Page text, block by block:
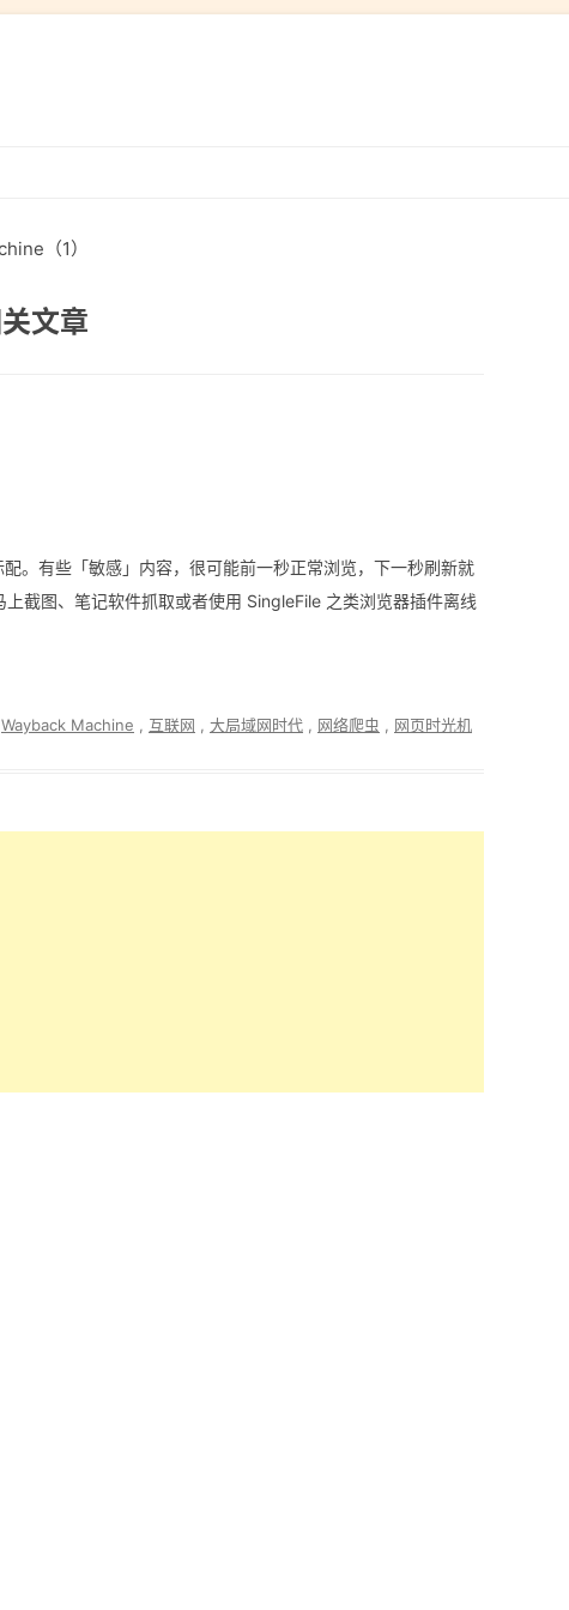
（1）
文章
。有些「敏感」内容，很可能前一秒正常浏览，下一秒刷新就
截图、笔记软件抓取或者使用 SingleFile 之类浏览器插件离线
Wayback Machine 互联网 大局域网时代 网络爬虫 网页时光机